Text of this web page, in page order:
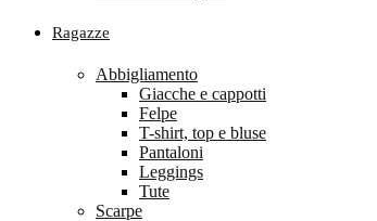
Ragazze
Abbigliamento
Giacche e cappotti
Felpe
T-shirt, top e bluse
Pantaloni
Leggings
Tute
Scarpe